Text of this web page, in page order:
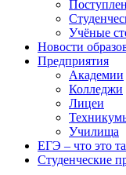
Учёные
Новости
Предприятия
Академии
Колледжи
Лицеи
Училища
ЕГЭ – что это
Студенческие